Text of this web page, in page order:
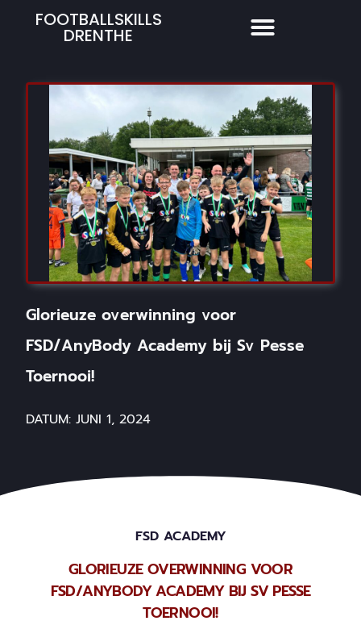
FOOTBALLSKILLS
DRENTHE
Glorieuze overwinning voor
FSD/AnyBody Academy bij Sv Pesse
Toernooi!
DATUM: JUNI 1, 2024
FSD ACADEMY
GLORIEUZE OVERWINNING VOOR
FSD/ANYBODY ACADEMY BIJ SV PESSE
TOERNOOI!